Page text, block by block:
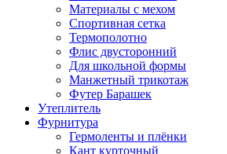
Материалы с мехом
Спортивная сетка
Термополотно
Флис двусторонний
Для школьной формы
Манжетный трикотаж
Футер Барашек
Утеплитель
Фурнитура
Гермоленты и плёнки
Кант курточный